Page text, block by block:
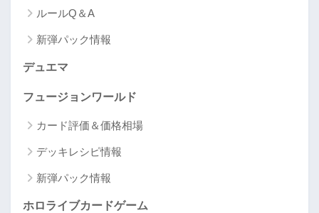
ルールQ＆A
新弾パック情報
デュエマ
フュージョンワールド
カード評価＆価格相場
デッキレシピ情報
新弾パック情報
ホロライブカードゲーム